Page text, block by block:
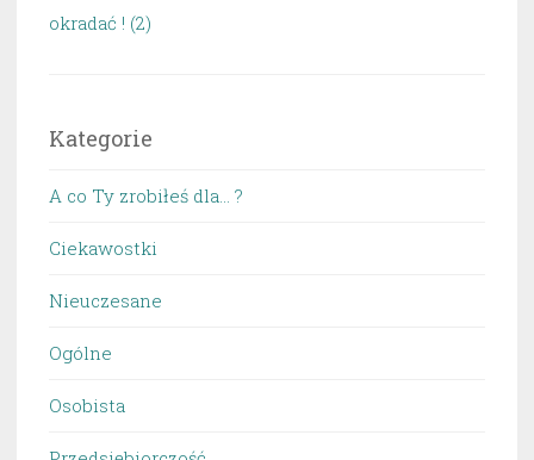
okradać ! (2)
Kategorie
A co Ty zrobiłeś dla… ?
Ciekawostki
Nieuczesane
Ogólne
Osobista